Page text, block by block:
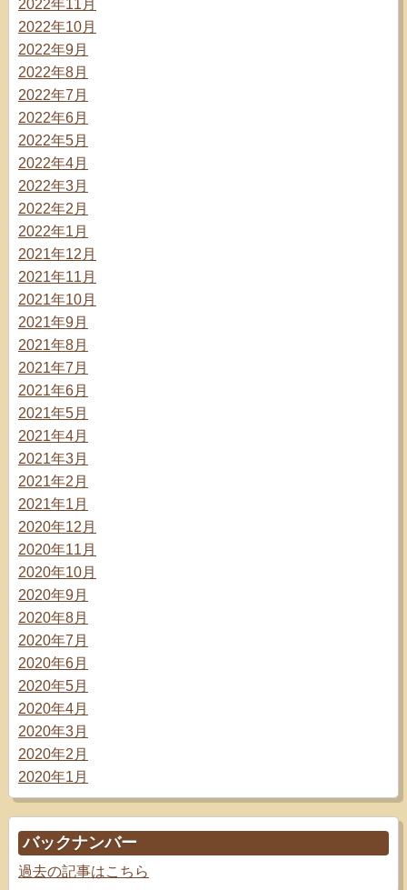
2022年11月
2022年10月
2022年9月
2022年8月
2022年7月
2022年6月
2022年5月
2022年4月
2022年3月
2022年2月
2022年1月
2021年12月
2021年11月
2021年10月
2021年9月
2021年8月
2021年7月
2021年6月
2021年5月
2021年4月
2021年3月
2021年2月
2021年1月
2020年12月
2020年11月
2020年10月
2020年9月
2020年8月
2020年7月
2020年6月
2020年5月
2020年4月
2020年3月
2020年2月
2020年1月
バックナンバー
過去の記事はこちら